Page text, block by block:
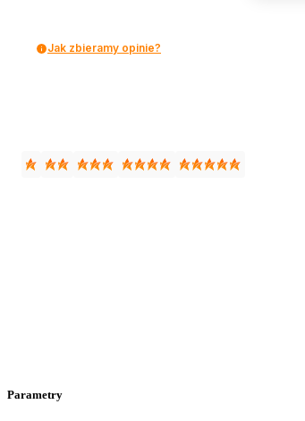
Jak zbieramy opinie?
Parametry